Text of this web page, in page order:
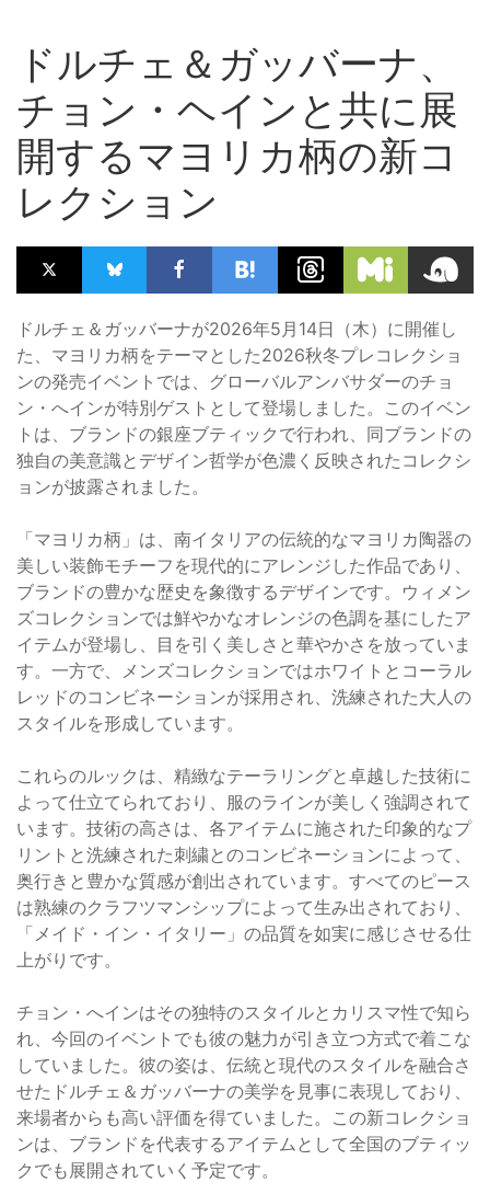
ドルチェ＆ガッバーナ、
チョン・ヘインと共に展
開するマヨリカ柄の新コ
レクション
ドルチェ＆ガッバーナが2026年5月14日（木）に開催し
た、マヨリカ柄をテーマとした2026秋冬プレコレクショ
ンの発売イベントでは、グローバルアンバサダーのチョ
ン・へインが特別ゲストとして登場しました。このイベン
トは、ブランドの銀座ブティックで行われ、同ブランドの
独自の美意識とデザイン哲学が色濃く反映されたコレクシ
ョンが披露されました。
「マヨリカ柄」は、南イタリアの伝統的なマヨリカ陶器の
美しい装飾モチーフを現代的にアレンジした作品であり、
ブランドの豊かな歴史を象徴するデザインです。ウィメン
ズコレクションでは鮮やかなオレンジの色調を基にしたア
イテムが登場し、目を引く美しさと華やかさを放っていま
す。一方で、メンズコレクションではホワイトとコーラル
レッドのコンビネーションが採用され、洗練された大人の
スタイルを形成しています。
これらのルックは、精緻なテーラリングと卓越した技術に
よって仕立てられており、服のラインが美しく強調されて
います。技術の高さは、各アイテムに施された印象的なプ
リントと洗練された刺繍とのコンビネーションによって、
奥行きと豊かな質感が創出されています。すべてのピース
は熟練のクラフツマンシップによって生み出されており、
「メイド・イン・イタリー」の品質を如実に感じさせる仕
上がりです。
チョン・へインはその独特のスタイルとカリスマ性で知ら
れ、今回のイベントでも彼の魅力が引き立つ方式で着こな
していました。彼の姿は、伝統と現代のスタイルを融合さ
せたドルチェ＆ガッバーナの美学を見事に表現しており、
来場者からも高い評価を得ていました。この新コレクショ
ンは、ブランドを代表するアイテムとして全国のブティッ
クでも展開されていく予定です。